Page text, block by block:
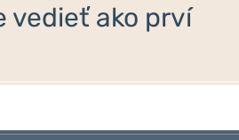
vedieť ako prví